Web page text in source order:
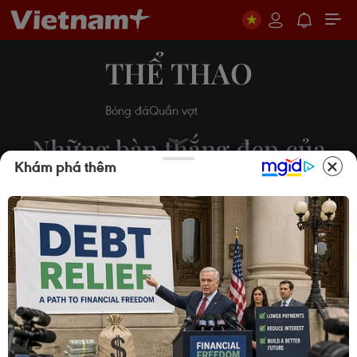
THỂ THAO
Bóng đáQuần vợt
Những bàn thắng đẹp của
Hazard cho Chelsea ở mùa
giải 2018-19
Phương Trang
14/05/2019 01:55
Khám phá thêm